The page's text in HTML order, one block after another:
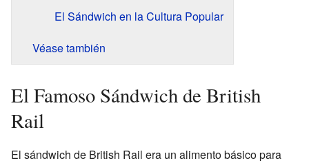
El Sándwich en la Cultura Popular
Véase también
El Famoso Sándwich de British
Rail
El sándwich de British Rail era un alimento básico para